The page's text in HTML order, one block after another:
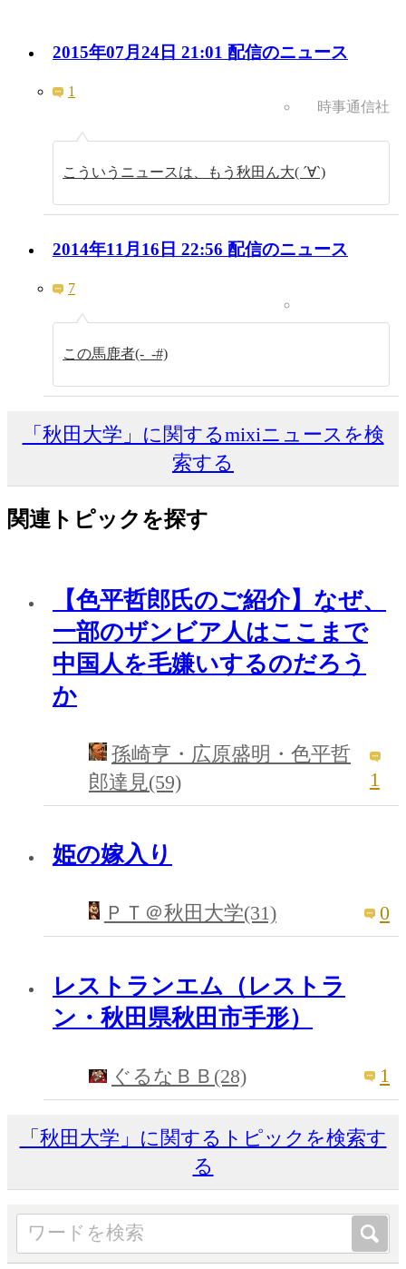
2015年07月24日 21:01 配信のニュース
1
時事通信社
こういうニュースは、もう秋田ん大( ´∀`)
2014年11月16日 22:56 配信のニュース
7
この馬鹿者(-_-#)
「秋田大学」に関するmixiニュースを検
索する
関連トピックを探す
【色平哲郎氏のご紹介】なぜ、
一部のザンビア人はここまで
中国人を毛嫌いするのだろう
か
孫崎亨・広原盛明・色平哲
郎達見(59)
1
姫の嫁入り
ＰＴ＠秋田大学(31) 0
レストランエム（レストラ
ン・秋田県秋田市手形）
ぐるなＢＢ(28) 1
「秋田大学」に関するトピックを検索す
る